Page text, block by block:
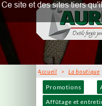
Promotions
Affûtage et
Accueil >La boutique
Ce site et des sites tiers